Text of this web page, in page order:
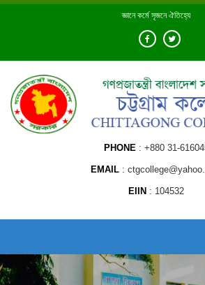
Skip
জ্ঞানে কর্মে সৃজনে ঐতিহ্যে
PHONE +880 31-
EMAIL
EIIN 104532